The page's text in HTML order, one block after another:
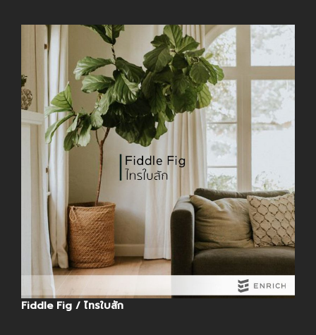
Fiddle Fig / ไทรใบสัก